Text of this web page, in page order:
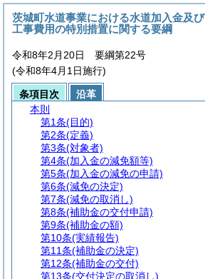
茨城町水道事業における水道加入金及び
工事費用の特別措置に関する要綱
令和8年2月20日 要綱第22号
(令和8年4月1日施行)
条項目次
沿革
本則
第1条(目的)
第2条(定義)
第3条(対象者)
第4条(加入金の減免額等)
第5条(加入金の減免の申請)
第6条(減免の決定)
第7条(減免の取消し)
第8条(補助金の交付申請)
第9条(補助金の額)
第10条(実績報告)
第11条(補助金の決定)
第12条(補助金の交付)
第13条(交付決定の取消し)